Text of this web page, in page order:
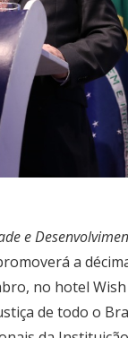
e
a
no hotel
de todo o